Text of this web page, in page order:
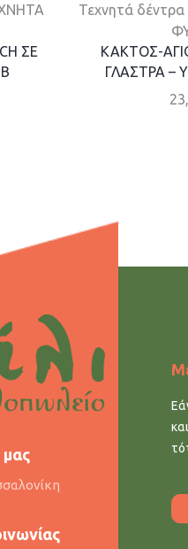
ΣΕ
Τεχνητά
ΚΑΚΤΟΣ-
ΓΛΑΣΤΡΑ –
μας